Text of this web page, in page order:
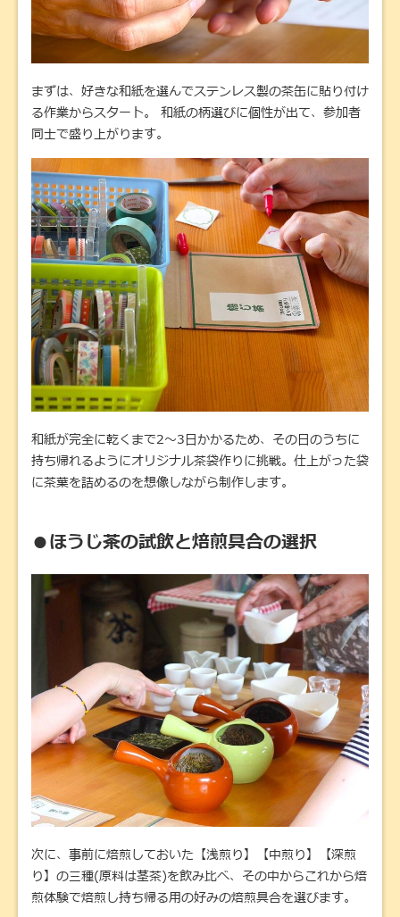
まずは、好きな和紙を選んでステンレス製の茶缶に貼り付け
る作業からスタート。 和紙の柄選びに個性が出て、参加者
同士で盛り上がります。
和紙が完全に乾くまで2〜3日かかるため、その日のうちに
持ち帰れるようにオリジナル茶袋作りに挑戦。仕上がった袋
に茶葉を詰めるのを想像しながら制作します。
●ほうじ茶の試飲と焙煎具合の選択
次に、事前に焙煎しておいた【浅煎り】【中煎り】【深煎
り】の三種(原料は茎茶)を飲み比べ、その中からこれから焙
煎体験で焙煎し持ち帰る用の好みの焙煎具合を選びます。